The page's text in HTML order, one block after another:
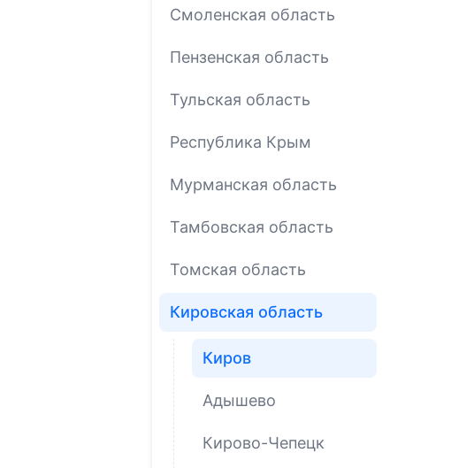
Смоленская область
Пензенская область
Тульская область
Республика Крым
Мурманская область
Тамбовская область
Томская область
Кировская область
Киров
Адышево
Кирово-Чепецк